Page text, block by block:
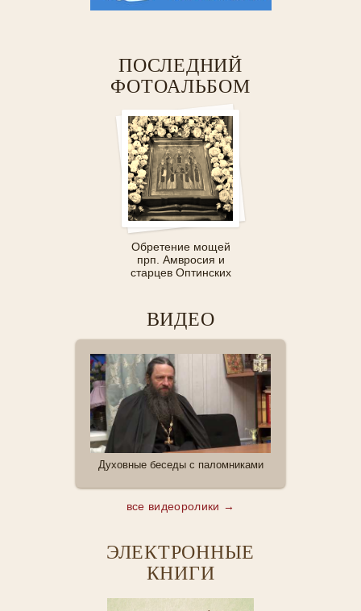
ПОСЛЕДНИЙ
ФОТОАЛЬБОМ
Обретение мощей
прп. Амвросия и
старцев Оптинских
ВИДЕО
Духовные беседы с паломниками
все видеоролики →
ЭЛЕКТРОННЫЕ
КНИГИ